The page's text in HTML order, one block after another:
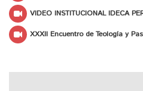
VIDEO INSTITUCIONAL IDECA
XXXII Encuentro de Teología y